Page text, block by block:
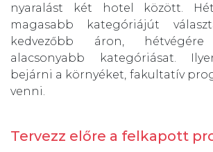
nyaralást két hotel között.
magasabb kategóriájút
kedvezőbb áron,
alacsonyabb kategóriásat.
bejárni a környéket, fakultatív
venni.
Tervezz előre a felkapott